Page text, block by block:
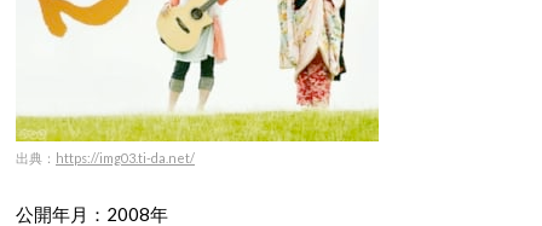
出典： https://img03.ti-da.net/
公開年月：2008年